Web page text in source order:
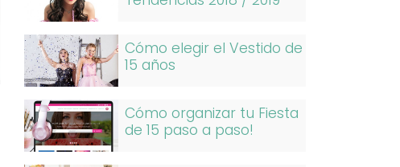
Cómo elegir el Vestido de
15 años
Cómo organizar tu Fiesta
de 15 paso a paso!